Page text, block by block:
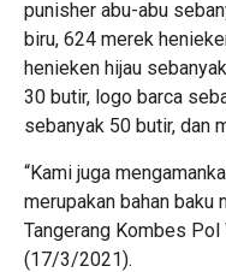
punisher abu-abu
biru, 624 merek
henieken hijau
30 butir, logo barca
sebanyak 50 butir, dan
“Kami juga
merupakan bahan baku
Tangerang Kombes Pol
(17/3/2021).